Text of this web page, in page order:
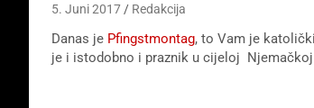
5. Juni 2017 Redakcija
Danas je Pfingstmontag, to Vam je
je i istodobno i praznik u cijeloj